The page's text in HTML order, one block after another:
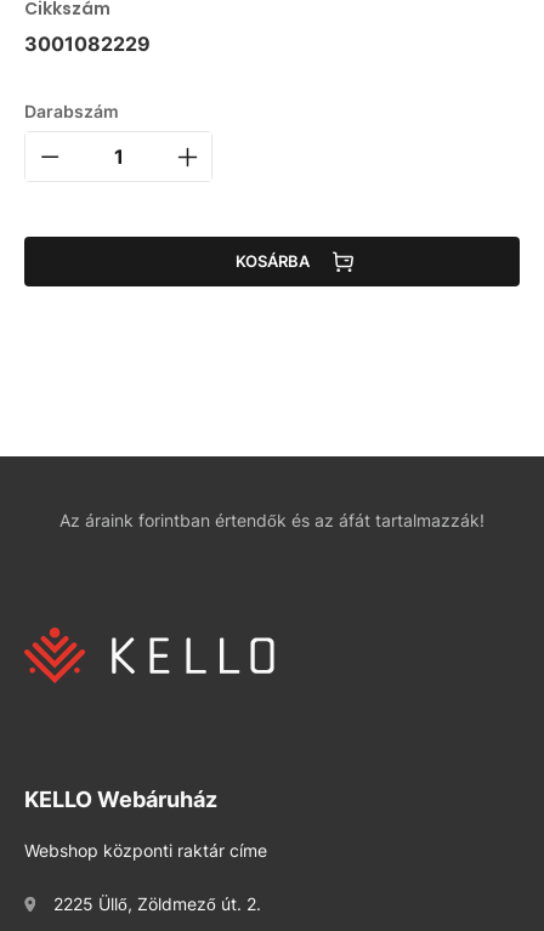
Cikkszám
3001082229
Darabszám
KOSÁRBA
Az áraink forintban értendők és az áfát tartalmazzák!
KELLO Webáruház
Webshop központi raktár címe
2225 Üllő, Zöldmező út. 2.